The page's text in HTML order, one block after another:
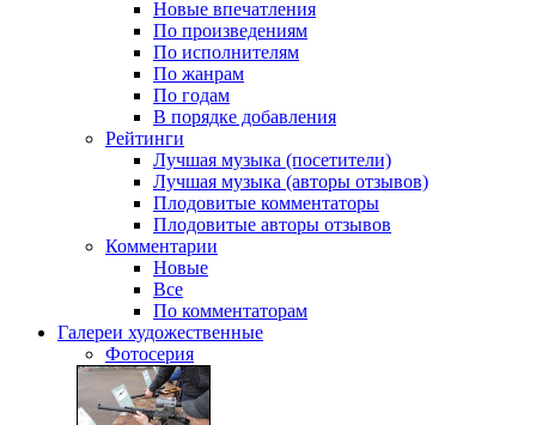
Новые впечатления
По произведениям
По исполнителям
По жанрам
По годам
В порядке добавления
Рейтинги
Лучшая музыка (посетители)
Лучшая музыка (авторы отзывов)
Плодовитые комментаторы
Плодовитые авторы отзывов
Комментарии
Новые
Все
По комментаторам
Галереи художественные
Фотосерия